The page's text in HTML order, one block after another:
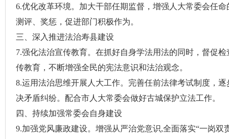
6.优化改革环境。加大干部任期监督，增强人大常委会任
测评、奖惩，促进部门积极作为。
三、深入推进法治寿县建设
7.强化法治宣传教育。在抓好自身学法用法的同时，督促
传教育，不断增强全民的宪法意识和法治观念。
8.运用法治思维开展人大工作。完善任前法律考试制度，
决矛盾纠纷。配合市人大常委会做好古城保护立法工作。
四、持续加强常委会自身建设
9.加强党风廉政建设。增强从严治党意识,全面落实“一岗双